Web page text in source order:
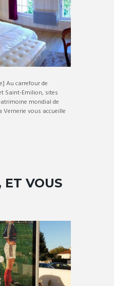
Au carrefour de
Saint-Emilion, sites
mondial de
Vernerie vous accueille
ET VOUS